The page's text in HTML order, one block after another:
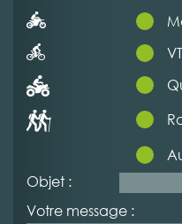
Objet :
Votre message :